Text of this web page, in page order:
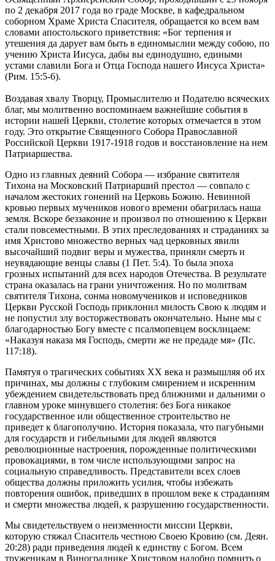
по 2 декабря 2017 года во граде Москве, в кафедральном
соборном Храме Христа Спасителя, обращается ко всем вам
словами апостольского приветствия: «Бог терпения и
утешения да дарует вам быть в единомыслии между собою, по
учению Христа Иисуса, дабы вы единодушно, едиными
устами славили Бога и Отца Господа нашего Иисуса Христа»
(Рим. 15:5-6).
Воздавая хвалу Творцу, Промыслителю и Подателю всяческих
благ, мы молитвенно воспоминаем важнейшие события в
истории нашей Церкви, столетие которых отмечается в этом
году. Это открытие Священного Собора Православной
Российской Церкви 1917-1918 годов и восстановление на нем
Патриаршества.
Одно из главных деяний Собора ― избрание святителя
Тихона на Московский Патриарший престол ― совпало с
началом жестоких гонений на Церковь Божию. Невинной
кровью первых мучеников нового времени обагрилась наша
земля. Вскоре беззаконие и произвол по отношению к Церкви
стали повсеместными. В этих преследованиях и страданиях за
имя Христово множество верных чад церковных явили
высочайший подвиг веры и мужества, приняли смерть и
неувядающие венцы славы (1 Пет. 5:4). То была эпоха
грозных испытаний для всех народов Отечества. В результате
страна оказалась на грани уничтожения. Но по молитвам
святителя Тихона, сонма новомучеников и исповедников
Церкви Русской Господь приклонил милость Свою к людям и
не попустил злу восторжествовать окончательно. Ныне мы с
благодарностью Богу вместе с псалмопевцем восклицаем:
«Наказуя наказа мя Господь, смерти же не предаде мя» (Пс.
117:18).
Памятуя о трагических событиях ХХ века и размышляя об их
причинах, мы должны с глубоким смирением и искренним
убеждением свидетельствовать пред ближними и дальними о
главном уроке минувшего столетия: без Бога никакое
государственное или общественное строительство не
приведет к благополучию. История показала, что пагубными
для государств и гибельными для людей являются
революционные настроения, порожденные политическими
провокациями, в том числе использующими запрос на
социальную справедливость. Представители всех слоев
общества должны приложить усилия, чтобы избежать
повторения ошибок, приведших в прошлом веке к страданиям
и смерти множества людей, к разрушению государственности.
Мы свидетельствуем о неизменности миссии Церкви,
которую стяжал Спаситель честною Своею Кровию (см. Деян.
20:28) ради приведения людей к единству с Богом. Всем
труженикам в Винограднике Христовом надобно помнить о